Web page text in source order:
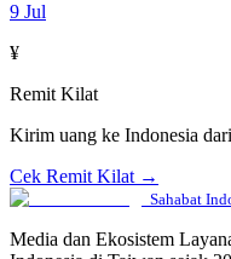
9 Jul
¥
Remit Kilat
Kirim uang ke Indonesia
Cek Remit Kilat →
Sahabat
Media dan Ekosistem